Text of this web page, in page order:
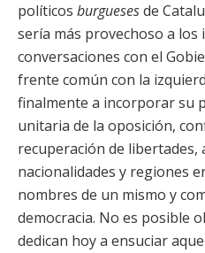
políticos burguesesde
sería más provechoso a
conversaciones con el
frente común con la
finalmente a incorporar su
unitaria de la oposición,
recuperación de
nacionalidades y regiones
nombres de un mismo y
democracia. No es posible
dedican hoy a ensuciar